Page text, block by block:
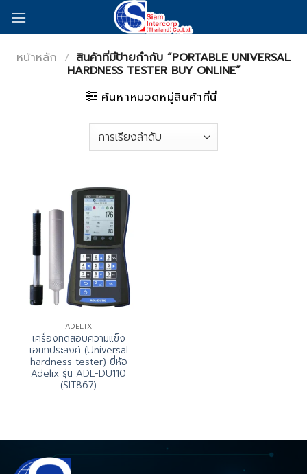
หน้าหลัก / สินค้าที่มีป้ายกำกับ “PORTABLE UNIVERSAL
HARDNESS TESTER BUY ONLINE”
ค้นหาหมวดหมู่สินค้าที่นี่
ADELIX
เครื่องทดสอบความแข็ง
เอนกประสงค์ (Universal
hardness tester) ยี่ห้อ
Adelix รุ่น ADL-DU110
(SIT867)